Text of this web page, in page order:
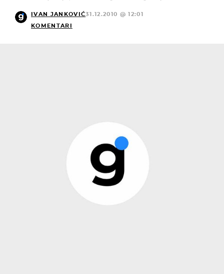
IVAN JANKOVIĆ31.12.2010 @ 12:01
KOMENTARI